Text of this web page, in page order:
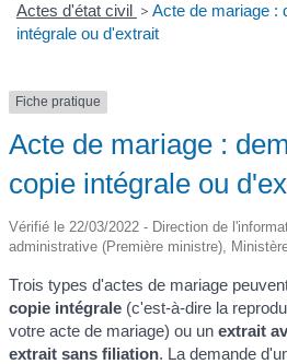
Actes d'état civil > Acte de mariage :
intégrale ou d'extrait
Fiche pratique
Acte de mariage :
copie intégrale ou
Vérifié le 22/03/2022 - Direction de
administrative (Première ministre),
Trois types d'actes de mariage
copie intégrale (c'est-à-dire la
votre acte de mariage) ou unextrait
extrait sans filiation. La demande